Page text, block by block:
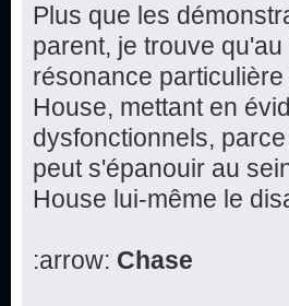
Plus que les
parent, je trouve
résonance
House, mettant en
dysfonctionnels,
peut s'épanouir au
House lui-même le
:arrow: Chase